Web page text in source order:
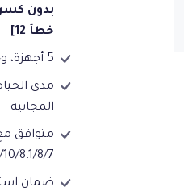
بدون كسر
خطأ 12]
5 أجهزة، وجهاز كمبيوتر واحد
مدى
المجانية
10/8.1/8/7
ضمان